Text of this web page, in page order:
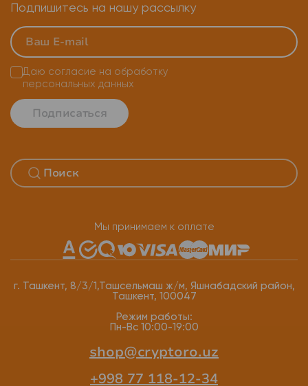
Подпишитесь на нашу рассылку
Подписаться
Даю согласие на обработку
персональных данных
Мы принимаем к оплате
г. Ташкент, 8/3/1,Ташсельмаш ж/м, Яшнабадский район,
Ташкент, 100047
Режим работы:
Пн-Вс 10:00-19:00
shop@cryptoro.uz
+998 77 118-12-34